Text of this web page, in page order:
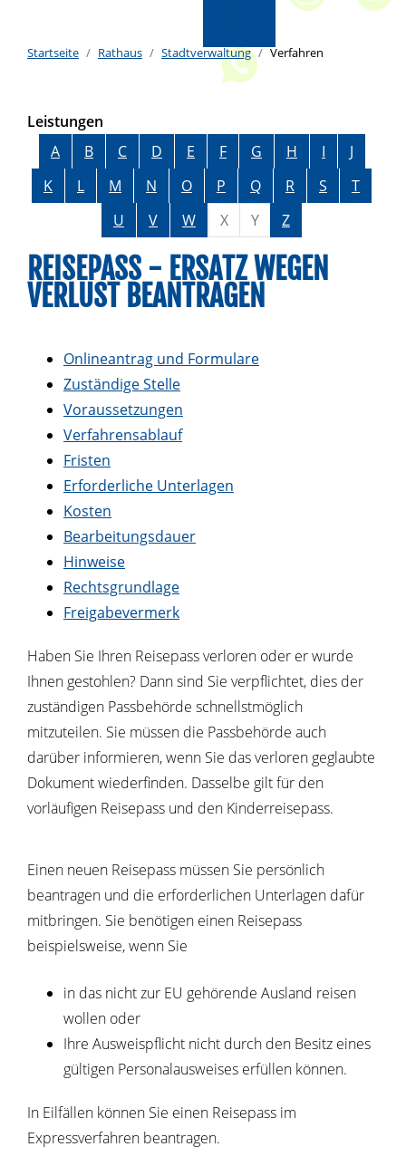
Startseite Rathaus Stadtverwaltung Verfahren
Leistungen
Alphabetisches Register überspringen
A B C D E F G H I
J
K
L M N O P Q R S
T
U
V W X Y Z
REISEPASS - ERSATZ WEGEN
VERLUST BEANTRAGEN
Onlineantrag und Formulare
Zuständige Stelle
Voraussetzungen
Verfahrensablauf
Fristen
Erforderliche Unterlagen
Kosten
Bearbeitungsdauer
Hinweise
Rechtsgrundlage
Freigabevermerk
Haben Sie Ihren Reisepass verloren oder er wurde
Ihnen gestohlen? Dann sind Sie verpflichtet, dies der
zuständigen Passbehörde schnellstmöglich
mitzuteilen. Sie müssen die Passbehörde auch
darüber informieren, wenn Sie das verloren geglaubte
Dokument wiederfinden. Dasselbe gilt für den
vorläufigen Reisepass und den Kinderreisepass.
Einen neuen Reisepass müssen Sie persönlich
beantragen und die erforderlichen Unterlagen dafür
mitbringen. Sie benötigen einen Reisepass
beispielsweise, wenn Sie
in das nicht zur EU gehörende Ausland reisen
wollen oder
Ihre Ausweispflicht nicht durch den Besitz eines
gültigen Personalausweises erfüllen können.
In Eilfällen können Sie einen Reisepass im
Expressverfahren beantragen.